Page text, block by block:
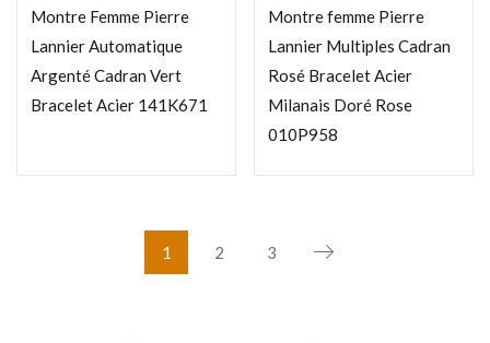
Montre Femme Pierre
Lannier Automatique
Argenté Cadran Vert
Bracelet Acier 141K671
Montre femme Pierre
Lannier Multiples Cadran
Rosé Bracelet Acier
Milanais Doré Rose
010P958
1 2 3